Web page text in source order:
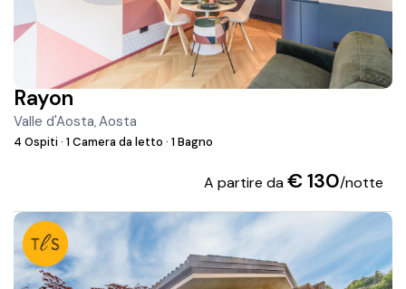
Rayon
Valle d'Aosta,Aosta
4 Ospiti· 1 Camera da letto· 1 Bagno
A partire da€ 130/notte